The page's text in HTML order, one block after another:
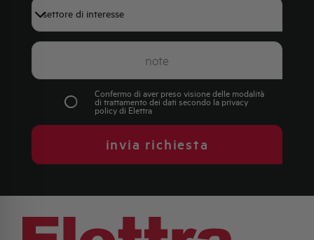
Confermo di aver preso visione delle modalità
di trattamento dei dati secondo la privacy
policydi Elettra
invia richiesta